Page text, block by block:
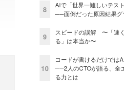
8
AIで「世界一難しいテス
──面倒だった原因結果グ
9
スピードの誤解 〜「速
る」は本当か〜
10
コードが書けるだけでは
──2人のCTOが語る、全
る力とは